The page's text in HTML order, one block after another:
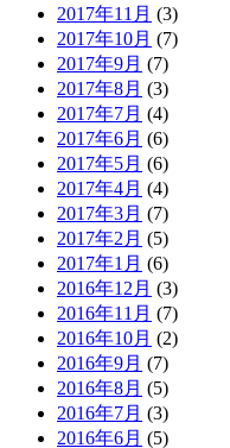
2017年11月 (3)
2017年10月 (7)
2017年9月 (7)
2017年8月 (3)
2017年7月 (4)
2017年6月 (6)
2017年5月 (6)
2017年4月 (4)
2017年3月 (7)
2017年2月 (5)
2017年1月 (6)
2016年12月 (3)
2016年11月 (7)
2016年10月 (2)
2016年9月 (7)
2016年8月 (5)
2016年7月 (3)
2016年6月 (5)